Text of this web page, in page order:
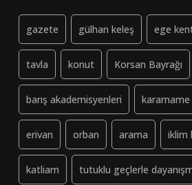
gazete gülhan keleş ege
tavla konut Korsan Bayrağı
barış akademisyenleri kararname
erivan orban arama iklim
katliam tutuklu geçlerle